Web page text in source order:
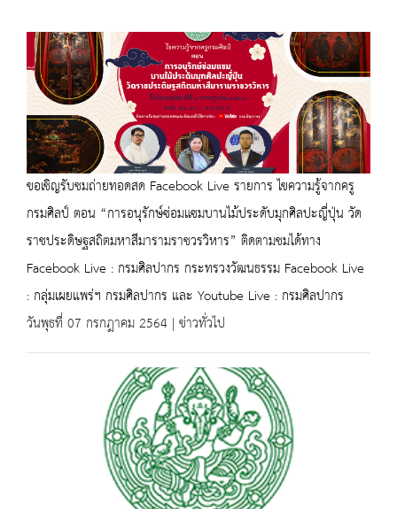
ขอเชิญรับชมถ่ายทอดสด Facebook Live รายการ ไขความรู้จากครู
กรมศิลป์ ตอน “การอนุรักษ์ซ่อมแซมบานไม้ประดับมุกศิลปะญี่ปุ่น วัด
ราชประดิษฐสถิตมหาสีมารามราชวรวิหาร” ติดตามชมได้ทาง
Facebook Live : กรมศิลปากร กระทรวงวัฒนธรรม Facebook Live
: กลุ่มเผยแพร่ฯ กรมศิลปากร และ Youtube Live : กรมศิลปากร
วันพุธที่ 07 กรกฎาคม 2564 | ข่าวทั่วไป